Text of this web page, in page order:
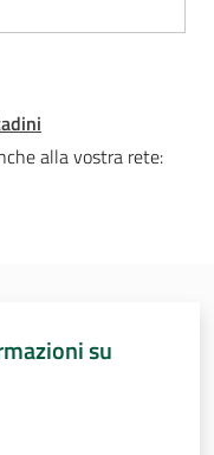
alla vostra rete:
su